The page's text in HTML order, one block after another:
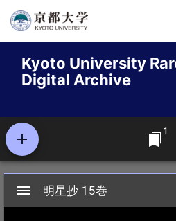
Skip
contentKyoto University
Digital Archive